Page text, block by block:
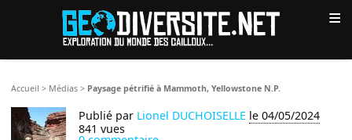
≡
Accueil > Médias > Paysage pétrifié à Mammoth, Yellowstone N.P.
Publié par Lionel DUCHOISELLE le 04/05/2024
841 vues